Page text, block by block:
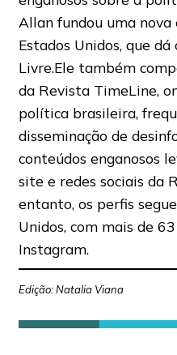
Allan fundou uma
Estados Unidos, que
Livre.Ele também
da Revista TimeLine,
política brasileira,
disseminação de
conteúdos enganosos
site e redes sociais da
entanto, os perfis
Unidos, com mais de
Instagram.
Edição: Natalia Viana